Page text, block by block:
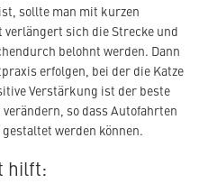
sollte man mit kurzen
sich die Strecke und
belohnt werden. Dann
erfolgen, bei der die Katze
Verstärkung ist der beste
so dass Autofahrten
werden können.
hilft: